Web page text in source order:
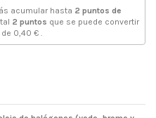
acumular hasta 2 puntos de
2 puntos que se puede convertir
0,40 €.